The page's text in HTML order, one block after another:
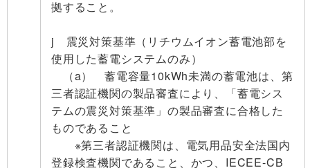
拠すること。
j 震災対策基準（リチウムイオン蓄電池部を
使用した蓄電システムのみ）
（a） 蓄電容量10kWh未満の蓄電池は、第
三者認証機関の製品審査により、
「蓄電シス
テムの震災対策基準」の製品審査に合格した
ものであること
※第三者認証機関は、電気用品安全法国内
登録検査機関であること、かつ、IECEE-CB